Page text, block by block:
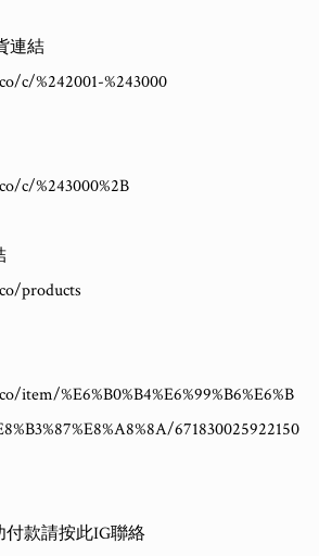
連結
c/%242001-%243000
c/%243000%2B
products
item/%E6%B0%B4%E6%99%B6%E6%B
671830025922150
款請按此IG聯絡